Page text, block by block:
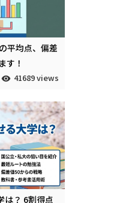
平均点、偏差
す！
41689 views
は？ 6割得点